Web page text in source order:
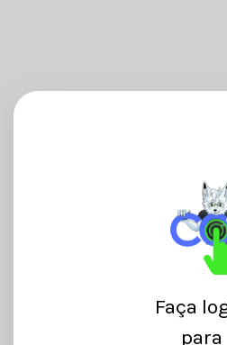
Faça
para